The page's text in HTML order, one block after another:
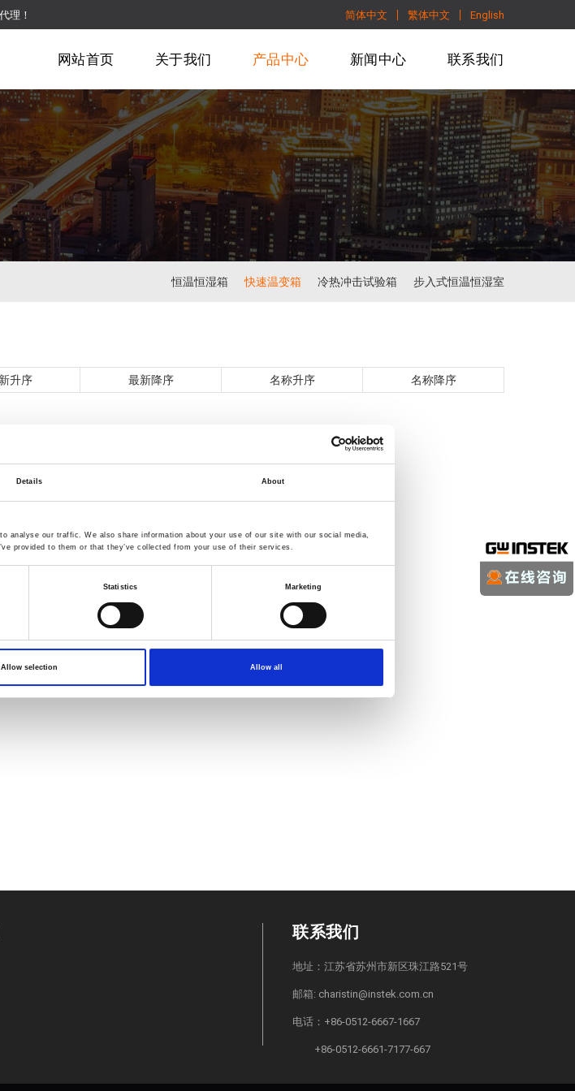
Details About
analyse our traffic. We also share information about your use of our site with our social media,
provided to them or that they’ve collected from your use of their services.
Statistics Marketing
Allow selection Allow all
理！ 简体中文 繁体中文 English
网站首页 关于我们 产品中心 新闻中心 联系我们
恒温恒湿箱 快速温变箱 冷热冲击试验箱 步入式恒温恒湿室
升序 最新降序 名称升序 名称降序
联系我们
地址：江苏省苏州市新区珠江路521号
邮箱: charistin@instek.com.cn
电话：+86-0512-6667-1667
+86-0512-6661-7177-667